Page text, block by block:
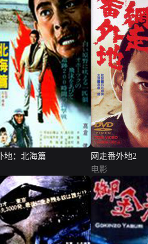
地：北海篇
网走番外地2
电影